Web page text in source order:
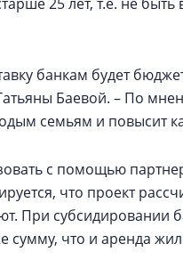
банкам будет
Баевой. – По
семьям и повысит
с помощью
что проект
При
сумму, что и аренда